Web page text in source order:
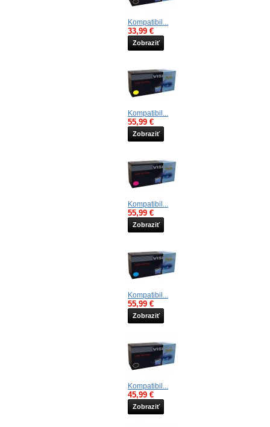
Kompatibil...
33,99 €
Zobraziť
Kompatibil...
55,99 €
Zobraziť
Kompatibil...
55,99 €
Zobraziť
Kompatibil...
55,99 €
Zobraziť
Kompatibil...
45,99 €
Zobraziť